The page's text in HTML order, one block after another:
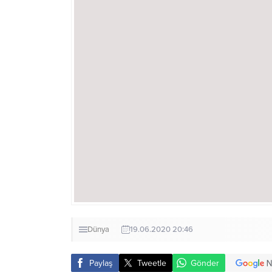
Dünya 19.06.2020 20:46
Paylaş Tweetle Gönder